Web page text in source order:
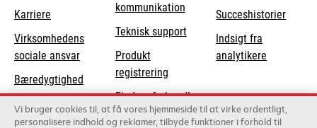
Karriere
Virksomhedens
sociale ansvaropens
in
a
new
tab
Bæredygtighed
Lexmark-partnere
kommunikation
Teknisk supportopens
tab
Produkt
registrering
Find en forhandler
Liste over
Succeshistorier
Indsigt fra
analytikere
Vi bruger cookies til, at få vores hjemmeside til at virke ordentligt,
personalisere indhold og reklamer, tilbyde funktioner i forhold til